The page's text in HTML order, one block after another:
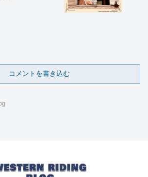
コメントを書き込む